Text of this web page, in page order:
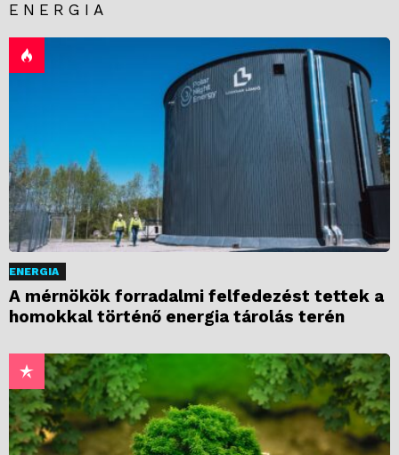
ENERGIA
ENERGIA
A mérnökök forradalmi felfedezést tettek a
homokkal történő energia tárolás terén